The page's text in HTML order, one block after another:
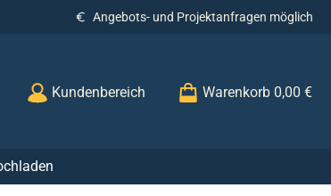
Angebots- und Projektanfragen möglich
Kundenbereich Warenkorb 0,00 €